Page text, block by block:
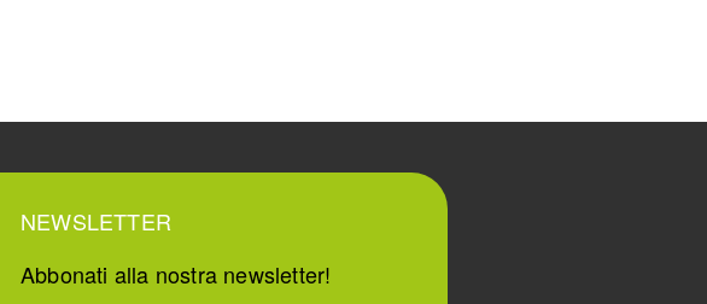
NEWSLETTER
Abbonati alla nostra newsletter!